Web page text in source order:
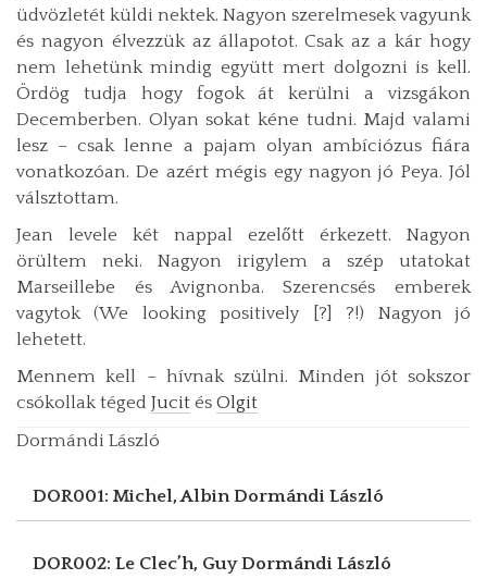
üdvözletét küldi nektek. Nagyon szerelmesek vagyunk
és nagyon élvezzük az állapotot. Csak az a kár hogy
nem lehetünk mindig együtt mert dolgozni is kell.
Ördög tudja hogy fogok át kerülni a vizsgákon
Decemberben. Olyan sokat kéne tudni. Majd valami
lesz – csak lenne a pajam olyan ambíciózus fiára
vonatkozóan. De azért mégis egy nagyon jó Peya. Jól
válsztottam.
Jean levele két nappal ezelőtt érkezett. Nagyon
örültem neki. Nagyon irigylem a szép utatokat
Marseillebe és Avignonba. Szerencsés emberek
vagytok (We looking positively [?] ?!) Nagyon jó
lehetett.
Mennem kell – hívnak szülni. Minden jót sokszor
csókollak téged Jucit és Olgit
Dormándi László
DOR001: Michel, AlbinDormándi László
DOR002: Le Clec’h, GuyDormándi László